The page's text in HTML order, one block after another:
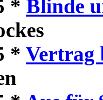
* Blinde
* Vertrag